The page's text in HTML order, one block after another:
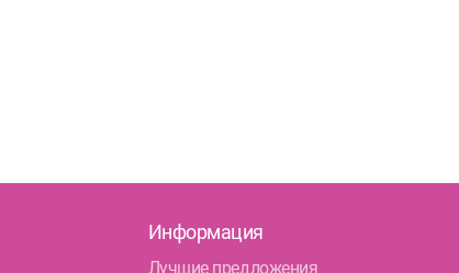
Информация
Лучшие предложения